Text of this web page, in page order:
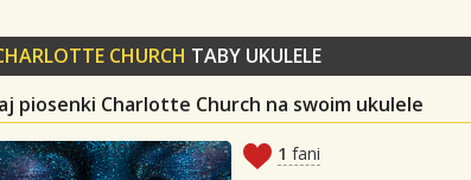
CHURCH TABY UKULELE
piosenki Charlotte Church na swoim ukulele
1 fani